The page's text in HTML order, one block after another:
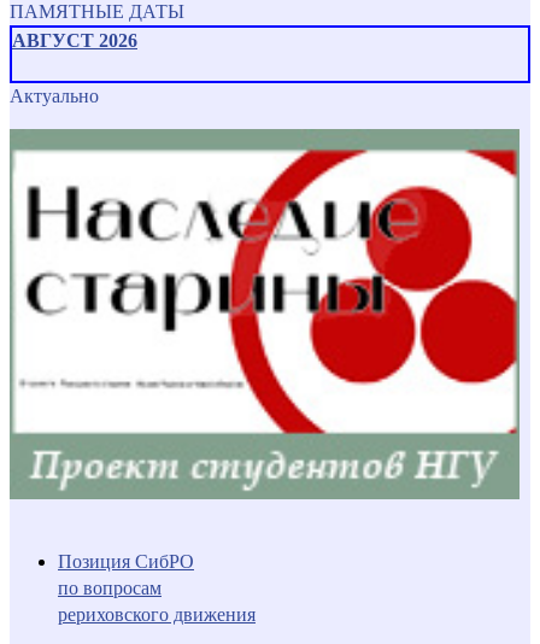
ПАМЯТНЫЕ ДАТЫ
АВГУСТ 2026
Актуально
Позиция СибРО
по вопросам
рериховского движения